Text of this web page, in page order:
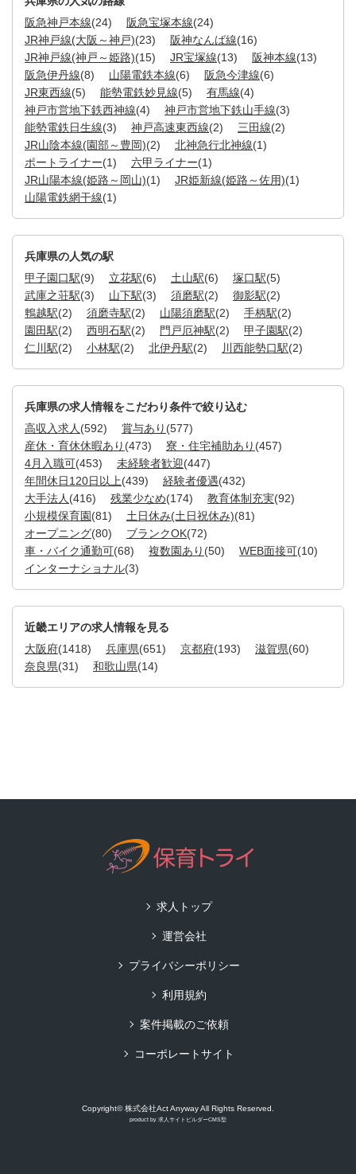
阪急神戸本線(24) 阪急宝塚本線(24)
JR神戸線(大阪～神戸)(23) 阪神なんば線(16)
JR神戸線(神戸～姫路)(15) JR宝塚線(13) 阪神本線(13)
阪急伊丹線(8) 山陽電鉄本線(6) 阪急今津線(6)
JR東西線(5) 能勢電鉄妙見線(5) 有馬線(4)
神戸市営地下鉄西神線(4) 神戸市営地下鉄山手線(3)
能勢電鉄日生線(3) 神戸高速東西線(2) 三田線(2)
JR山陰本線(園部～豊岡)(2) 北神急行北神線(1)
ポートライナー(1) 六甲ライナー(1)
JR山陽本線(姫路～岡山)(1) JR姫新線(姫路～佐用)(1)
山陽電鉄網干線(1)
兵庫県の人気の駅
甲子園口駅(9) 立花駅(6) 土山駅(6) 塚口駅(5)
武庫之荘駅(3) 山下駅(3) 須磨駅(2) 御影駅(2)
鵯越駅(2) 須磨寺駅(2) 山陽須磨駅(2) 手柄駅(2)
園田駅(2) 西明石駅(2) 門戸厄神駅(2) 甲子園駅(2)
仁川駅(2) 小林駅(2) 北伊丹駅(2) 川西能勢口駅(2)
兵庫県の求人情報をこだわり条件で絞り込む
高収入求人(592) 賞与あり (577)
産休・育休休暇あり (473) 寮・住宅補助あり (457)
4月入職可(453) 未経験者歓迎(447)
年間休日120日以上(439) 経験者優遇(432)
大手法人(416) 残業少なめ(174) 教育体制充実(92)
小規模保育園(81) 土日休み(土日祝休み)(81)
オープニング(80) ブランクOK(72)
車・バイク通勤可(68) 複数園あり (50) WEB面接可(10)
インターナショナル(3)
近畿エリアの求人情報を見る
大阪府(1418) 兵庫県(651) 京都府(193) 滋賀県(60)
奈良県(31) 和歌山県(14)
求人トップ
運営会社
プライバシーポリシー
利用規約
案件掲載のご依頼
コーポレートサイト
Copyright© 株式会社Act Anyway All Rights Reserved.
product by 求人サイトビルダーCMS型